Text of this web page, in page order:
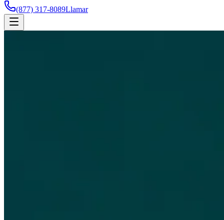
(877) 317-8089Llamar